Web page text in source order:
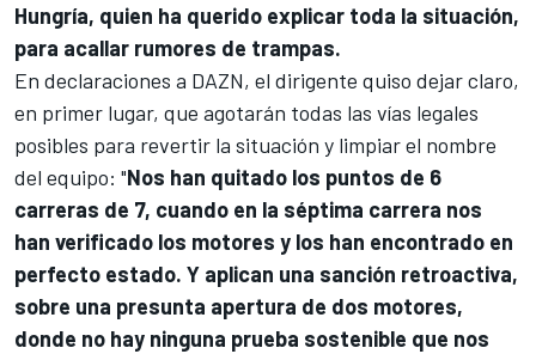
Hungría, quien ha querido explicar toda la situación,
para acallar rumores de trampas.
En declaraciones a DAZN, el dirigente quiso dejar claro,
en primer lugar, que agotarán todas las vías legales
posibles para revertir la situación y limpiar el nombre
del equipo: "Nos han quitado los puntos de 6
carreras de 7, cuando en la séptima carrera nos
han verificado los motores y los han encontrado en
perfecto estado. Y aplican una sanción retroactiva,
sobre una presunta apertura de dos motores,
donde no hay ninguna prueba sostenible que nos